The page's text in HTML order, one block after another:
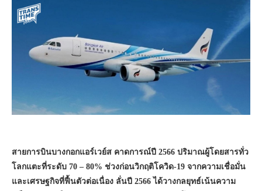
สายการบินบางกอกแอร์เวย์ส คาดการณ์ปี 2566 ปริมาณผู้โดยสารทั่ว
โลกแตะที่ระดับ 70 – 80% ช่วงก่อนวิกฤติโควิด-19 จากความเชื่อมั่น
และเศรษฐกิจที่ฟื้นตัวต่อเนื่อง ลั่นปี 2566 ได้วางกลยุทธ์เน้นความ